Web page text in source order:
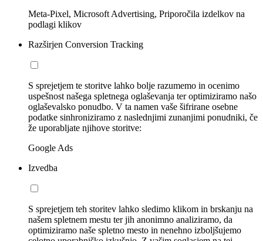
Meta-Pixel, Microsoft Advertising, Priporočila izdelkov na
podlagi klikov
Razširjen Conversion Tracking
S sprejetjem te storitve lahko bolje razumemo in ocenimo
uspešnost našega spletnega oglaševanja ter optimiziramo našo
oglaševalsko ponudbo. V ta namen vaše šifrirane osebne
podatke sinhroniziramo z naslednjimi zunanjimi ponudniki, če
že uporabljate njihove storitve:
Google Ads
Izvedba
S sprejetjem teh storitev lahko sledimo klikom in brskanju na
našem spletnem mestu ter jih anonimno analiziramo, da
optimiziramo naše spletno mesto in nenehno izboljšujemo